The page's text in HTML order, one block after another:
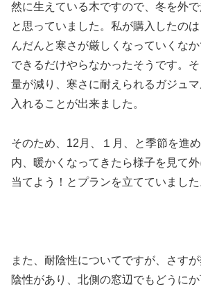
然に生えている木ですので、冬を外
と思っていました。私が購入したの
んだんと寒さが厳しくなっていくな
できるだけやらなかったそうです。
量が減り、寒さに耐えられるガジュ
入れることが出来ました。
そのため、12月、１月、と季節を進
内、暖かくなってきたら様子を見て
当てよう！とプランを立てていました
また、耐陰性についてですが、さす
陰性があり、北側の窓辺でもどうに